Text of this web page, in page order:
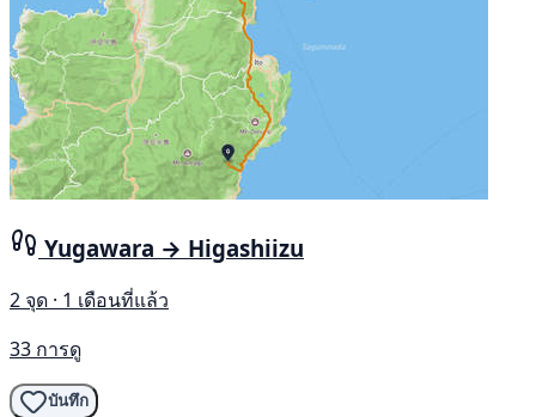
Yugawara → Higashiizu
2 จุด · 1 เดือนที่แล้ว
33 การดู
บันทึก